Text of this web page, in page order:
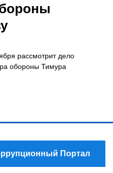
рассмотрит дело
обороны Тимура
Портал